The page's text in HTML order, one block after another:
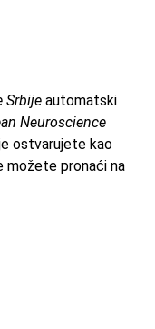
Srbije automatski
Neuroscience
ostvarujete kao
možete pronaći na